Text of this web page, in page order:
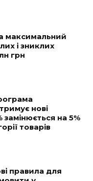
максимальний
і зниклих
грн
нові
на 5%
товарів
правила для